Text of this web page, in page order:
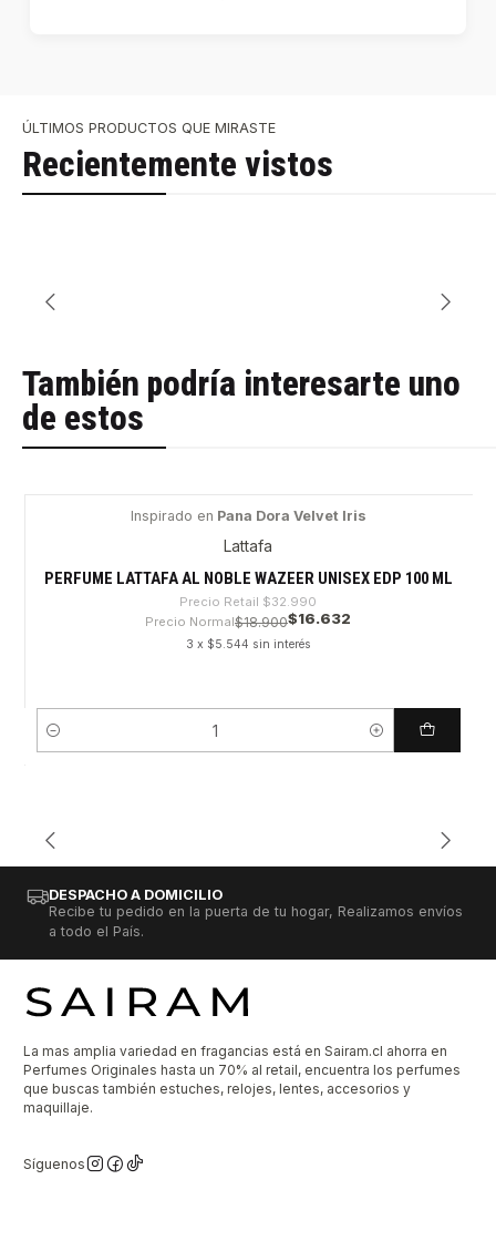
ÚLTIMOS PRODUCTOS QUE MIRASTE
Recientemente vistos
También podría interesarte uno
de estos
Inspirado en Pana Dora Velvet Iris
Lattafa
PERFUME LATTAFA AL NOBLE WAZEER UNISEX EDP 100 ML
Precio Retail $32.990
Precio Normal$18.900$16.632
3 x $5.544 sin interés
Cantidad
DESPACHO A DOMICILIO
Recibe tu pedido en la puerta de tu hogar, Realizamos envíos
a todo el País.
La mas amplia variedad en fragancias está en Sairam.cl ahorra en
Perfumes Originales hasta un 70% al retail, encuentra los perfumes
que buscas también estuches, relojes, lentes, accesorios y
maquillaje.
Síguenos